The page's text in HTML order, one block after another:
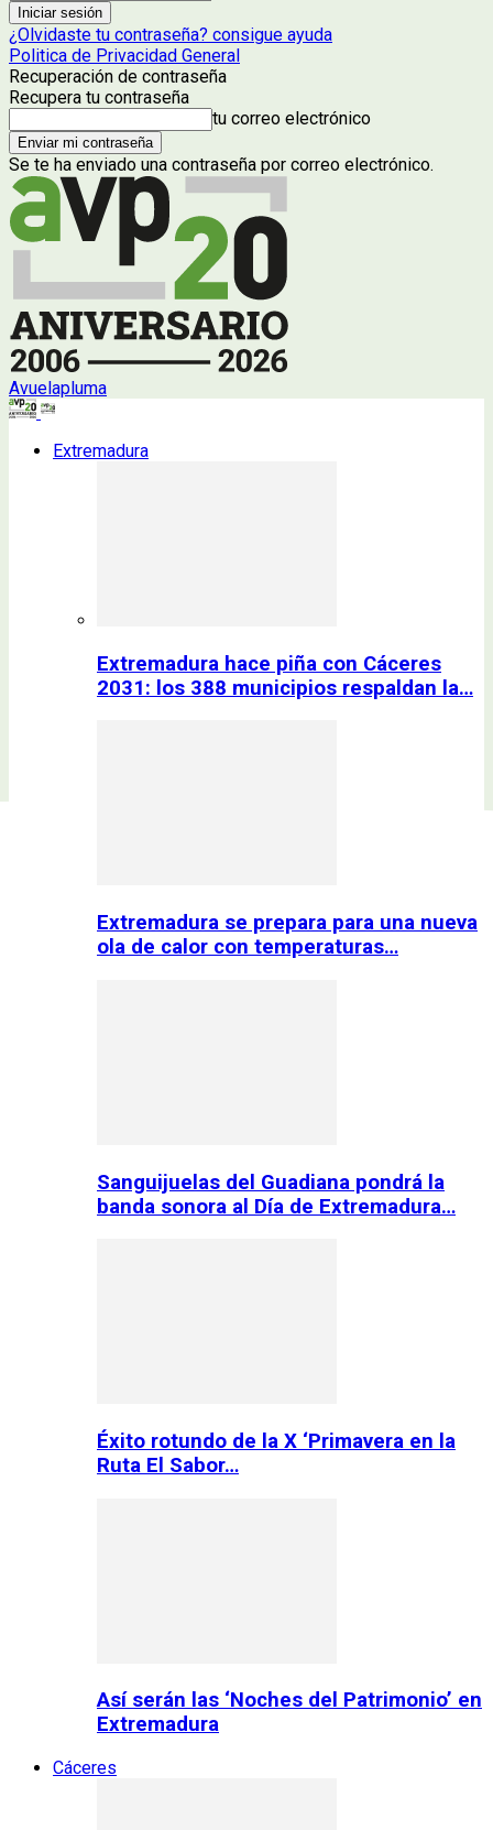
¿Olvidaste tu contraseña? consigue ayuda
Politica de Privacidad General
Recuperación de contraseña
Recupera tu contraseña
tu correo electrónico
Se te ha enviado una contraseña por correo electrónico.
Avuelapluma
Extremadura
Extremadura hace piña con Cáceres
2031: los 388 municipios respaldan la…
Extremadura se prepara para una nueva
ola de calor con temperaturas…
Sanguijuelas del Guadiana pondrá la
banda sonora al Día de Extremadura…
Éxito rotundo de la X ‘Primavera en la
Ruta El Sabor…
Así serán las ‘Noches del Patrimonio’ en
Extremadura
Cáceres